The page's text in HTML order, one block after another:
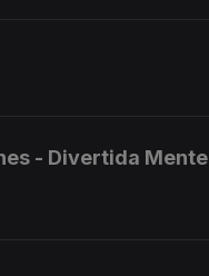
- Divertida Mente